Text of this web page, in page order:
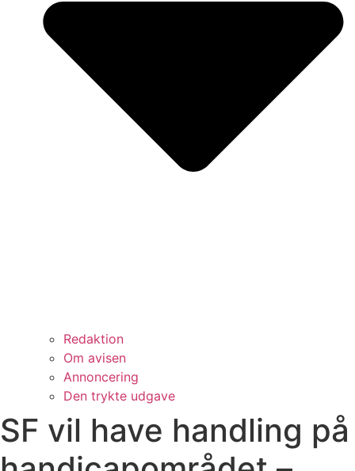
Redaktion
Om avisen
Annoncering
Den trykte udgave
SF vil have handling på